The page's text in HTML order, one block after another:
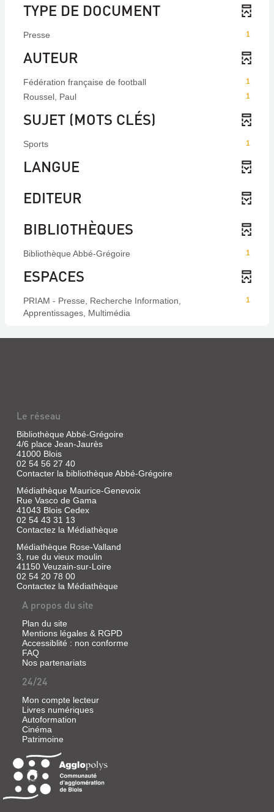
TYPE DE DOCUMENT
1
Presse
AUTEUR
1
Fédération française de football
1
Roussel, Paul
SUJET (MOTS CLÉS)
1
Sports
LANGUE
EDITEUR
BIBLIOTHÈQUES
1
Bibliothèque Abbé-Grégoire
ESPACES
1
PRIAM - Presse, Recherche Information,
Apprentissages, Multimédia
Le réseau
Bibliothèque Abbé-Grégoire
4/6 place Jean-Jaurès
41000 Blois
02 54 56 27 40
Contacter la bibliothèque Abbé-Grégoire
Médiathèque Maurice-Genevoix
Rue Vasco de Gama
41043 Blois Cedex
02 54 43 31 13
Contactez la Médiathèque
Médiathèque Rose-Valland
3, rue du vieux moulin
41150 Veuzain-sur-Loire
02 54 20 78 00
Contactez la Médiathèque
A propos du site
Plan du site
Mentions légales & RGPD
Accessiblité : non conforme
FAQ
Nos partenariats
24/24
Mon compte lecteur
Livres numériques
Autoformation
Cinéma
Patrimoine